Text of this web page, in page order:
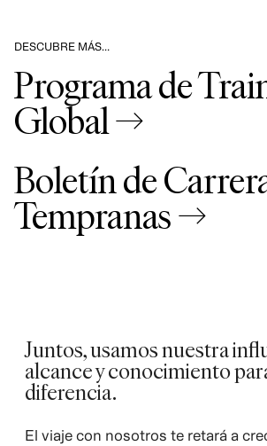
DESCUBRE MÁS…
Programa de
Global →
Boletín de
Tempranas →
Juntos, usamos nuestra
alcance y conocimiento
diferencia.
El viaje con nosotros te retará a